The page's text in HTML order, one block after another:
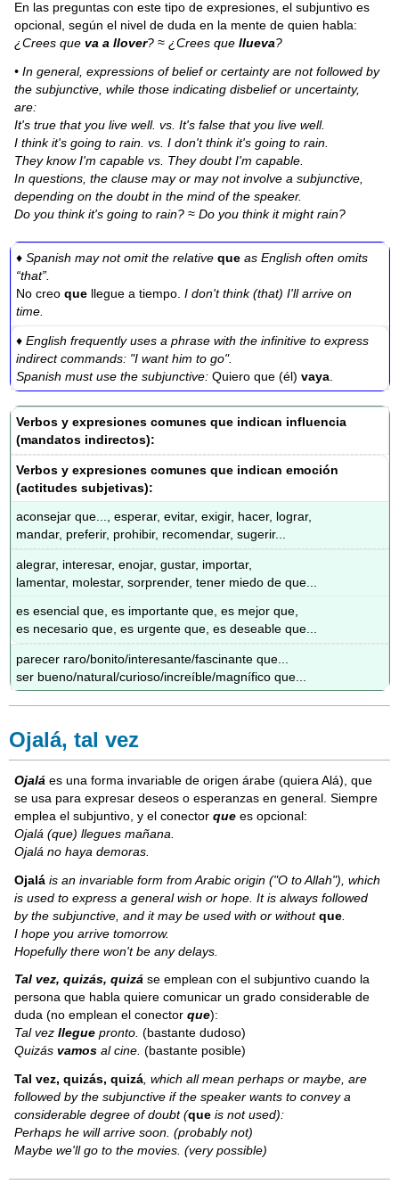
En las preguntas con este tipo de expresiones, el subjuntivo es
opcional, según el nivel de duda en la mente de quien habla:
¿Crees queva a llover? ≈ ¿Crees quellueva?
• In general, expressions of belief or certainty are not followed by
the subjunctive, while those indicating disbelief or uncertainty,
are:
It's true that you live well. vs. It's false that you live well.
I think it's going to rain. vs. I don't think it's going to rain.
They know I'm capable vs. They doubt I'm capable.
In questions, the clause may or may not involve a subjunctive,
depending on the doubt in the mind of the speaker.
Do you think it's going to rain? ≈ Do you think it might rain?
♦ Spanish may not omit the relativeque as English often omits
“that”.
No creoque llegue a tiempo.I don't think (that) I'll arrive on
time.
♦ English frequently uses a phrase with the infinitive to express
indirect commands: "I want him to go".
Spanish must use the subjunctive: Quiero que (él)vaya
Verbos y expresiones comunes que indican influencia
(mandatos indirectos):
Verbos y expresiones comunes que indican emoción
(actitudes subjetivas):
aconsejar que..., esperar, evitar, exigir, hacer, lograr,
mandar, preferir, prohibir, recomendar, sugerir...
alegrar, interesar, enojar, gustar, importar,
lamentar, molestar, sorprender, tener miedo de que...
es esencial que, es importante que, es mejor que,
es necesario que, es urgente que, es deseable que...
parecer raro/bonito/interesante/fascinante que...
ser bueno/natural/curioso/increíble/magnífico que...
Ojalá, tal vez
Ojaláes una forma invariable de origen árabe (quiera Alá), que
se usa para expresar deseos o esperanzas en general. Siempre
emplea el subjuntivo, y el conectorque es opcional:
Ojalá (que) llegues mañana.
Ojalá no haya demoras.
Ojalá is an invariable form from Arabic origin ("O to Allah"), which
is used to express a general wish or hope. It is always followed
by the subjunctive, and it may be used with or withoutque
I hope you arrive tomorrow.
Hopefully there won't be any delays.
Tal vez, quizás, quizá se emplean con el subjuntivo cuando la
persona que habla quiere comunicar un grado considerable de
duda (no emplean el conectorque):
Tal vezllegue pronto. (bastante dudoso)
Quizásvamos al cine. (bastante posible)
Tal vez, quizás, quizá which all mean perhaps or maybe, are
followed by the subjunctive if the speaker wants to convey a
considerable degree of doubt (que is not used):
Perhaps he will arrive soon. (probably not)
Maybe we'll go to the movies. (very possible)